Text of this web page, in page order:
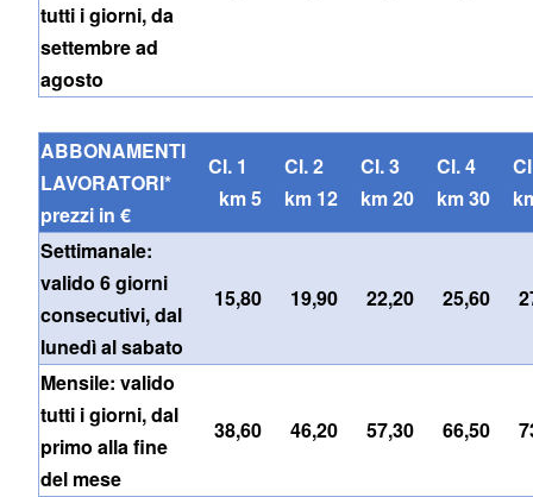
tutti i giorni, da
settembre ad
agosto
ABBONAMENTI
LAVORATORI*
prezzi in €
Cl. 1
km 5
Cl. 2
km 12
Cl. 3
km 20
Cl. 4
km 30
Settimanale:
valido 6 giorni
consecutivi, dal
lunedì al sabato
15,80 19,90 22,20 25,60
Mensile: valido
tutti i giorni, dal
primo alla fine
del mese
38,60 46,20 57,30 66,50